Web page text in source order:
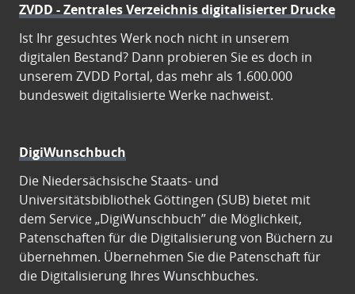
ZVDD - Zentrales Verzeichnis digitalisierter Drucke
Ist Ihr gesuchtes Werk noch nicht in unserem
digitalen Bestand? Dann probieren Sie es doch in
unserem ZVDD Portal, das mehr als 1.600.000
bundesweit digitalisierte Werke nachweist.
DigiWunschbuch
Die Niedersächsische Staats- und
Universitätsbibliothek Göttingen (SUB) bietet mit
dem Service „DigiWunschbuch” die Möglichkeit,
Patenschaften für die Digitalisierung von Büchern zu
übernehmen. Übernehmen Sie die Patenschaft für
die Digitalisierung Ihres Wunschbuches.